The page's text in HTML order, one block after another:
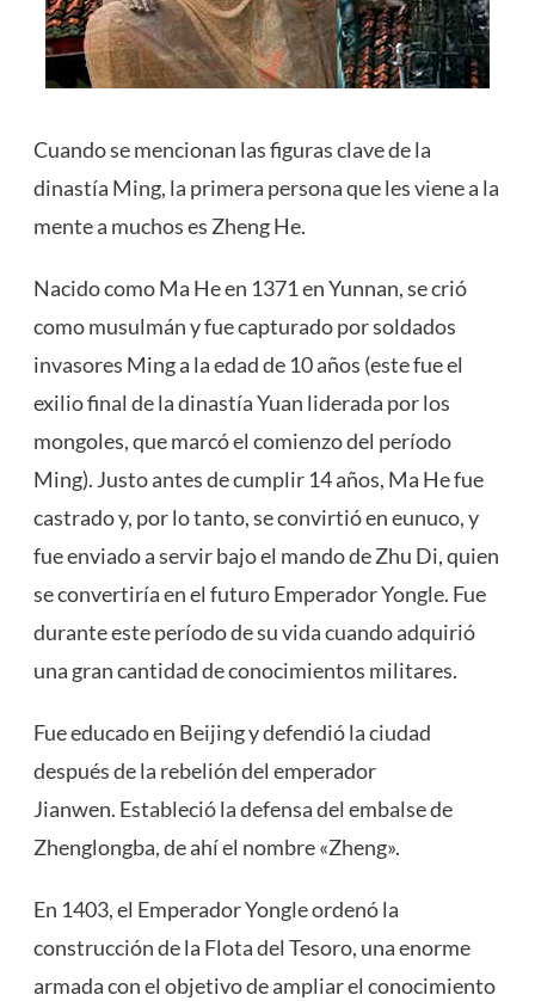
Cuando se mencionan las figuras clave de la
dinastía Ming, la primera persona que les viene a la
mente a muchos es Zheng He.
Nacido como Ma He en 1371 en Yunnan, se crió
como musulmán y fue capturado por soldados
invasores Ming a la edad de 10 años (este fue el
exilio final de la dinastía Yuan liderada por los
mongoles, que marcó el comienzo del período
Ming). Justo antes de cumplir 14 años, Ma He fue
castrado y, por lo tanto, se convirtió en eunuco, y
fue enviado a servir bajo el mando de Zhu Di, quien
se convertiría en el futuro Emperador Yongle. Fue
durante este período de su vida cuando adquirió
una gran cantidad de conocimientos militares.
Fue educado en Beijing y defendió la ciudad
después de la rebelión del emperador
Jianwen. Estableció la defensa del embalse de
Zhenglongba, de ahí el nombre «Zheng».
En 1403, el Emperador Yongle ordenó la
construcción de la Flota del Tesoro, una enorme
armada con el objetivo de ampliar el conocimiento